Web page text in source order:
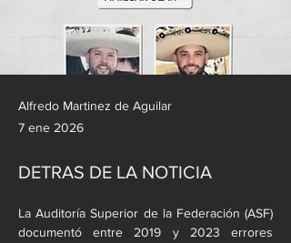
Alfredo Martinez de Aguilar
7 ene 2026
DETRAS DE LA NOTICIA
La Auditoría Superior de la Federación (ASF)
documentó entre 2019 y 2023 errores